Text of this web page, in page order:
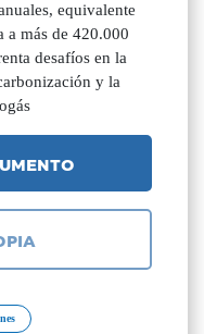
equivalente
a más de 420.000
desafíos en la
y la